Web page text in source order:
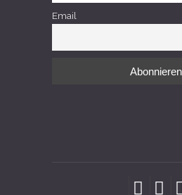
Email